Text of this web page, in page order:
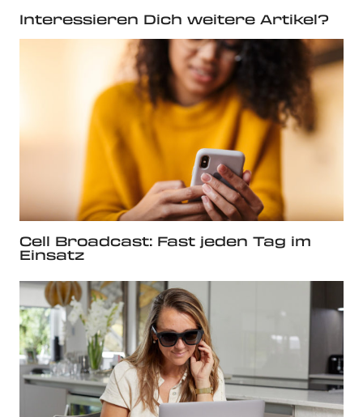
Interessieren Dich weitere Artikel?
Cell Broadcast: Fast jeden Tag im
Einsatz